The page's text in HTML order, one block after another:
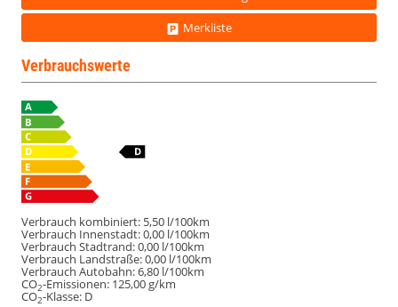
Merkliste
Verbrauchswerte
Verbrauch kombiniert: 5,50 l/100km
Verbrauch Innenstadt:0,00 l/100km
Verbrauch Stadtrand:0,00 l/100km
Verbrauch Landstraße:0,00 l/100km
Verbrauch Autobahn:6,80 l/100km
CO2-Emissionen: 125,00 g/km
CO2-Klasse: D